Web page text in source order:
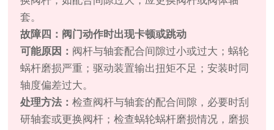
套。
故障四：阀门动作时出现卡顿或跳动
可能原因： 阀杆与轴套配合间隙过小或过大；蜗轮
蜗杆磨损严重；驱动装置输出扭矩不足；安装时同
轴度偏差过大。
处理方法：检查阀杆与轴套的配合间隙，必要时刮
研轴套或更换阀杆；检查蜗轮蜗杆磨损情况，磨损